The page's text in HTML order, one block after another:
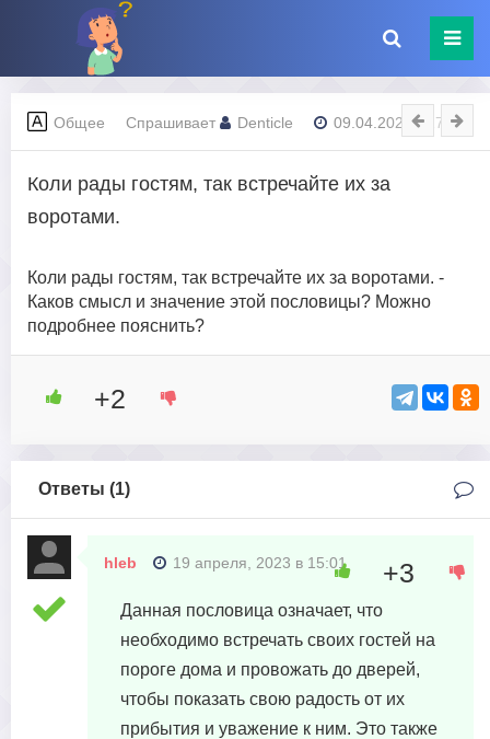
Общее Спрашивает Denticle 09.04.2023 - 17:28
Коли рады гостям, так встречайте их за
воротами.
Коли рады гостям, так встречайте их за воротами. -
Каков смысл и значение этой пословицы? Можно
подробнее пояснить?
+2
Ответы (1)
hleb 19 апреля, 2023 в 15:01
Данная пословица означает, что
необходимо встречать своих гостей на
пороге дома и провожать до дверей,
чтобы показать свою радость от их
прибытия и уважение к ним. Это также
+3